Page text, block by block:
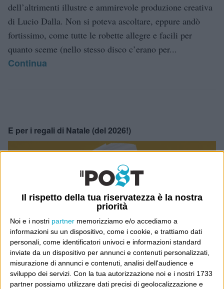
Il rispetto della tua riservatezza è la nostra
priorità
Noi e i nostri partner memorizziamo e/o accediamo a
informazioni su un dispositivo, come i cookie, e trattiamo dati
personali, come identificatori univoci e informazioni standard
inviate da un dispositivo per annunci e contenuti personalizzati,
misurazione di annunci e contenuti, analisi dell'audience e
sviluppo dei servizi. Con la tua autorizzazione noi e i nostri 1733
partner possiamo utilizzare dati precisi di geolocalizzazione e
dell’altrimenti illustre e ammirevole produzione creativa
di Lucio Dalla. Non si poteva ascoltare, eppure andò
fortissimo, come tutte le robette allegre e facili per
quanto sceme (nello stesso disco c’erano per...
Continua
E per i regali di Natale (del 2026!)